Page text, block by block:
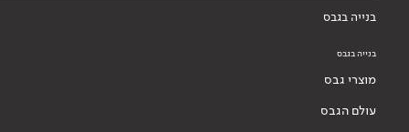
בנייה בגבס
בנייה בגבס
מוצרי גבס
עולם הגבס